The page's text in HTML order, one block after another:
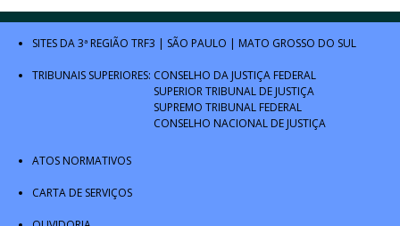
SITES DA 3ª REGIÃO TRF3 | SÃO PAULO | MATO GROSSO DO SUL
TRIBUNAIS SUPERIORES: CONSELHO DA JUSTIÇA FEDERAL
SUPERIOR TRIBUNAL DE JUSTIÇA
SUPREMO TRIBUNAL FEDERAL
CONSELHO NACIONAL DE JUSTIÇA
ATOS NORMATIVOS
CARTA DE SERVIÇOS